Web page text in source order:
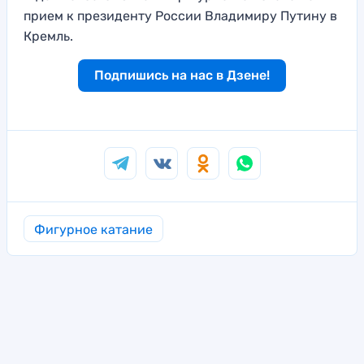
прием к президенту России Владимиру Путину в
Кремль.
Подпишись на нас в Дзене!
Фигурное катание